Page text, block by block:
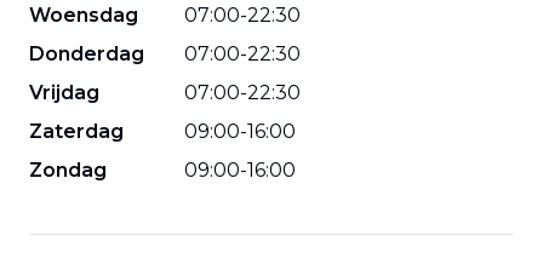
Woensdag
07:00-22:30
Donderdag
07:00-22:30
Vrijdag
07:00-22:30
Zaterdag
09:00-16:00
Zondag
09:00-16:00